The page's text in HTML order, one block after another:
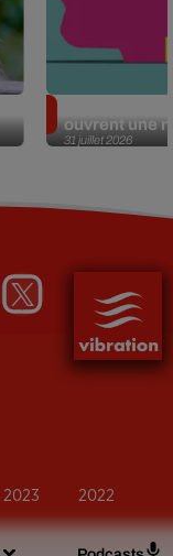
31 juillet 2026
ouvrent une
2023 2022